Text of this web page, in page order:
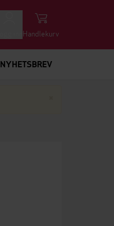
Handlekurv
NYHETSBREV